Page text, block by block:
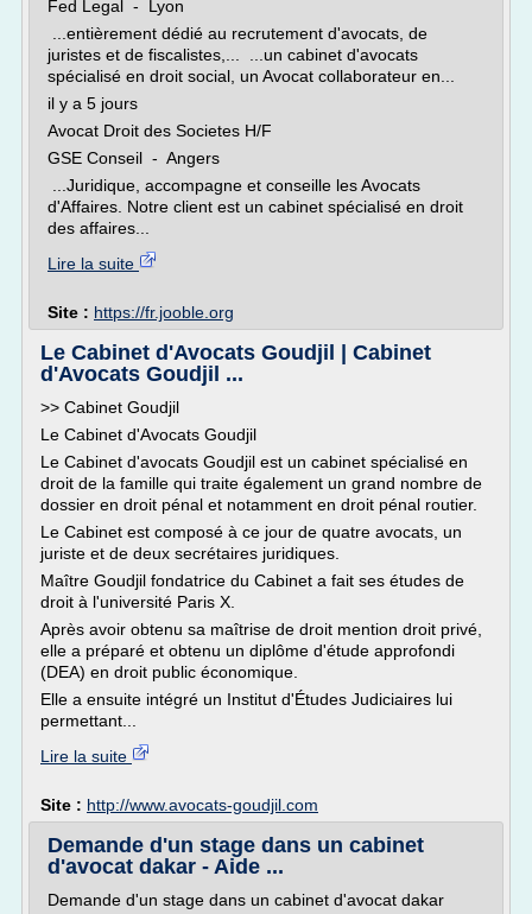
Fed Legal - Lyon
...entièrement dédié au recrutement d'avocats, de
juristes et de fiscalistes,... ...un cabinet d'avocats
spécialisé en droit social, un Avocat collaborateur en...
il y a 5 jours
Avocat Droit des Societes H/F
GSE Conseil - Angers
...Juridique, accompagne et conseille les Avocats
d'Affaires. Notre client est un cabinet spécialisé en droit
des affaires...
Lire la suite
Site : https://fr.jooble.org
Le Cabinet d'Avocats Goudjil | Cabinet
d'Avocats Goudjil ...
>> Cabinet Goudjil
Le Cabinet d'Avocats Goudjil
Le Cabinet d'avocats Goudjil est un cabinet spécialisé en
droit de la famille qui traite également un grand nombre de
dossier en droit pénal et notamment en droit pénal routier.
Le Cabinet est composé à ce jour de quatre avocats, un
juriste et de deux secrétaires juridiques.
Maître Goudjil fondatrice du Cabinet a fait ses études de
droit à l'université Paris X.
Après avoir obtenu sa maîtrise de droit mention droit privé,
elle a préparé et obtenu un diplôme d'étude approfondi
(DEA) en droit public économique.
Elle a ensuite intégré un Institut d'Études Judiciaires lui
permettant...
Lire la suite
Site : http://www.avocats-goudjil.com
Demande d'un stage dans un cabinet
d'avocat dakar - Aide ...
Demande d'un stage dans un cabinet d'avocat dakar